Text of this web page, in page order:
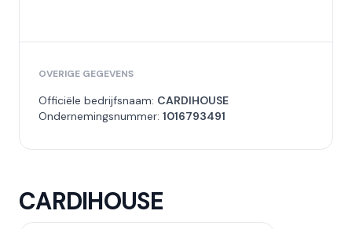
OVERIGE GEGEVENS
Officiële bedrijfsnaam: CARDIHOUSE
Ondernemingsnummer: 1016793491
CARDIHOUSE